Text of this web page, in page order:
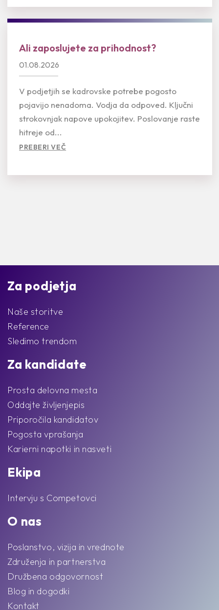
Ali zaposlujete za prihodnost?
01.08.2026
V podjetjih se kadrovske potrebe pogosto
pojavijo nenadoma. Vodja da odpoved. Ključni
strokovnjak napove upokojitev. Poslovanje raste
hitreje od...
PREBERI VEČ
Za podjetja
Naše storitve
Reference
Sledimo trendom
Za kandidate
Prosta delovna mesta
Oddajte življenjepis
Priporočila kandidatov
Pogosta vprašanja
Karierni napotki in nasveti
Ekipa
Intervju s Competovci
O nas
Poslanstvo, vizija in vrednote
Združenja in partnerstva
Družbena odgovornost
Blog in dogodki
Kontakt